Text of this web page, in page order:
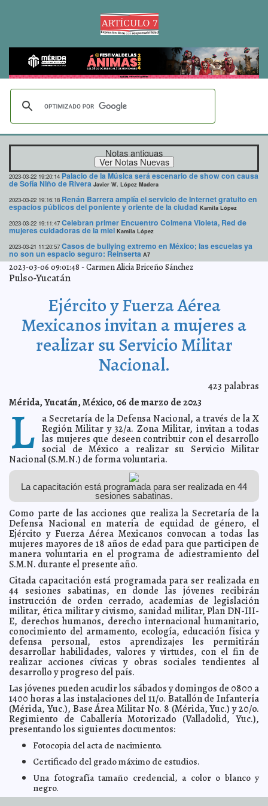
Notas antiguas
2023-03-22 19:20:14 Palacio de la Música será escenario de show con causa
de Sofía Niño de Rivera Javier W. López Madera
2023-03-22 19:16:18 Renán Barrera amplía el servicio de Internet gratuito en
espacios públicos del poniente y oriente de la ciudad Kamila López
2023-03-22 19:11:47 Celebran primer Encuentro Colmena Violeta, Red de
mujeres cuidadoras de la miel Kamila López
2023-03-21 11:20:57 Casos de bullying extremo en México; las escuelas ya
no son un espacio seguro: Reinserta A7
2023-03-21 10:54:54 Mérida y España estrechan lazos de colaboración para
promover la cultura, el turismo y la seguridad
y los estudiantes Jorge Armando León Borges
2023-03-21 10:36:50 Isstey promueve emociones positivas y saludables,
para brindar mejores servicios Kamila López
Habitantes de Sudzal Chico cuentan con nuevo
sistema de agua potable Laura Aldama
Renán Barrera atiende las necesidades de vivienda de
Claudia Sofía Gómez Infante
Yucatán afianza su lugar como destino sede de
Briceño Sánchez
2023-03-17 21:41:10 Se espera el ingreso de otro frente frío este domingo
con fuertes vientos, oleajes y lluvias Juan Francisco del Toral
2023-03-17 21:35:46 Acercan créditos Infonavit al magisterio yucateco Jorge
Armando León Borges
2023-03-17 21:31:47 Fiestas de Chablekal, suspendidas por falta de
permisos
2023-03-16 13:44:45 Bankaool avanza hacia transformación digital, con
alcance latinoamericano A7
2023-03-16 12:42:29 "No más matrimonios ni uniones forzadas en menores
edad”: Ramírez Marín Kamila López
2023-03-14 10:07:58 AMLO revira a Calderón y niega persecución: "Si
hubiese ya lo hubiéramos denunciado" A7
2023-03-14 09:48:55 Renán Barrera en conjunto con la comunidad
internacional construyen ciudades más sustentables
2023-03-14 09:38:32 Calderón rompe silencio sobre García Luna: duda
sobre veredicto y acusa persecución política A7
2023-03-14 09:25:01 Atención médica de calidad y digna en apoyo a la
economía de las familias yucatecas: Ramírez Marín Javier W. López Madera
2023-03-13 18:46:59 Con actividades familiares, el Ayuntamiento de Mérida
fomenta la armonía en el Municipio Jorge Armando León Borges
2023-03-13 18:44:50 Anuncia el Gobierno del Estado nuevos
nombramientos en su estructura administrativa Kamila López
2023-03-13 18:18:43 Trabaja regidor Rafael Rodríguez en actualización de
reglamento de Mérida, en materia de transparencia A7
2023-03-10 19:06:32 Egresados de la Uady fortalecen aprendizaje en
empresa canadienseCarmen Alicia Briceño Sánchez
2023-03-10 19:02:15 Movimiento de pasajeros por vía aérea registra su
máximo histórico durante febreroJorge Armando León Borges
2023-03-10 18:54:09 Renán Barrera combate el rezago educativo al brindar
herramientas a la juventud del Municipio
Yucatán sigue avanzando en la preparación de niños y
jóvenes en el idioma inglés Kamila López
2023-03-07 21:02:33
de la Uady
2023-03-06 09:01:48 -Carmen Alicia Briceño Sánchez
Pulso-Yucatán
Ejército y Fuerza Aérea
Mexicanos invitan a mujeres a
realizar su Servicio Militar
Nacional.
423 palabras
Mérida, Yucatán, México, 06 de marzo de 2023
L a Secretaría de la Defensa Nacional, a través de la X
Región Militar y 32/a. Zona Militar, invitan a todas
las mujeres que deseen contribuir con el desarrollo
social de México a realizar su Servicio Militar
Nacional (S.M.N.) de forma voluntaria.
La capacitación está programada para ser realizada en 44
sesiones sabatinas.
Como parte de las acciones que realiza la Secretaría de la
Defensa Nacional en materia de equidad de género, el
Ejército y Fuerza Aérea Mexicanos convocan a todas las
mujeres mayores de 18 años de edad para que participen de
manera voluntaria en el programa de adiestramiento del
S.M.N. durante el presente año.
Citada capacitación está programada para ser realizada en
44 sesiones sabatinas, en donde las jóvenes recibirán
instrucción de orden cerrado, academias de legislación
militar, ética militar y civismo, sanidad militar, Plan DN-III-
E, derechos humanos, derecho internacional humanitario,
conocimiento del armamento, ecología, educación física y
defensa personal, estos aprendizajes les permitirán
desarrollar habilidades, valores y virtudes, con el fin de
realizar acciones cívicas y obras sociales tendientes al
desarrollo y progreso del país.
Las jóvenes pueden acudir los sábados y domingos de 0800 a
1400 horas a las instalaciones del 11/o. Batallón de Infantería
(Mérida, Yuc.), Base Área Militar No. 8 (Mérida, Yuc.) y 20/o.
Regimiento de Caballería Motorizado (Valladolid, Yuc.),
presentando los siguientes documentos:
Fotocopia del acta de nacimiento.
Certificado del grado máximo de estudios.
Una fotografía tamaño credencial, a color o blanco y
negro.